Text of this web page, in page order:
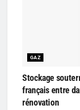
GAZ
Stockage
français entre
rénovation